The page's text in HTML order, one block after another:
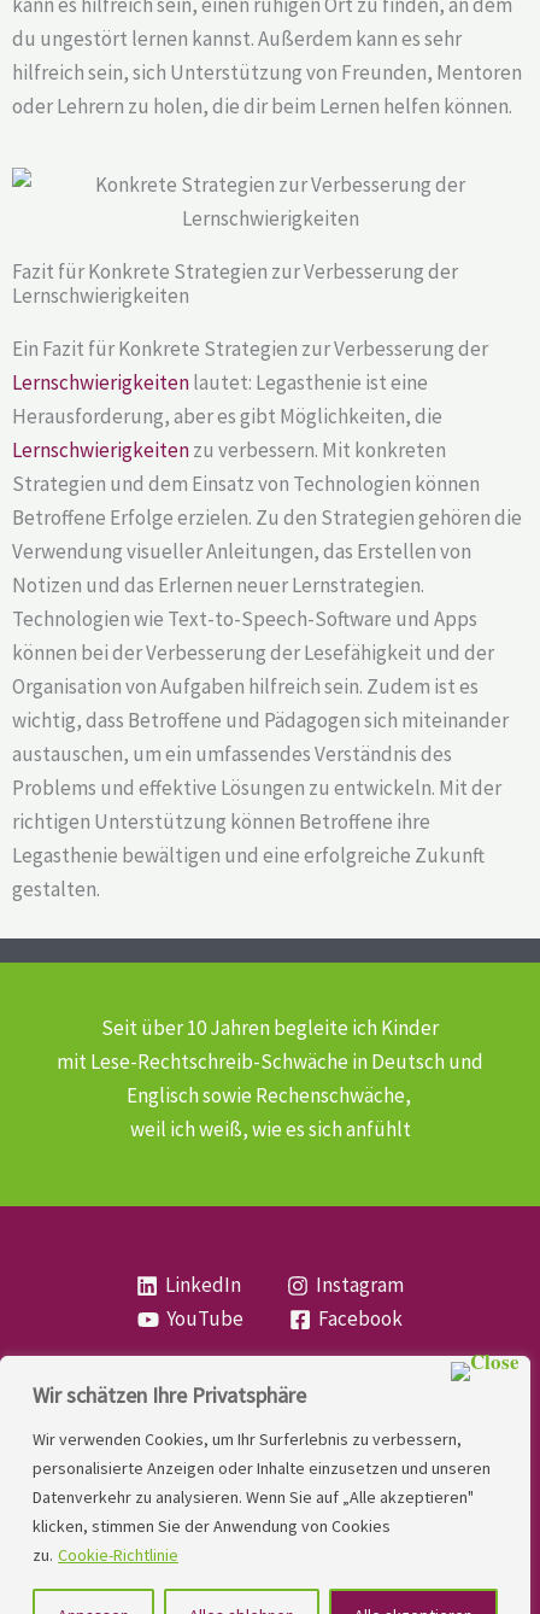
Wir schätzen Ihre Privatsphäre
Wir verwenden Cookies, um Ihr Surferlebnis zu verbessern,
personalisierte Anzeigen oder Inhalte einzusetzen und unseren
Datenverkehr zu analysieren. Wenn Sie auf „Alle akzeptieren"
klicken, stimmen Sie der Anwendung von Cookies
zu. Cookie-Richtlinie
du ungestört lernen kannst. Außerdem kann es sehr
hilfreich sein, sich Unterstützung von Freunden, Mentoren
oder Lehrern zu holen, die dir beim Lernen helfen können.
Fazit für Konkrete Strategien zur Verbesserung der
Lernschwierigkeiten
Ein Fazit für Konkrete Strategien zur Verbesserung der
Lernschwierigkeitenlautet: Legasthenie ist eine
Herausforderung, aber es gibt Möglichkeiten, die
Lernschwierigkeitenzu verbessern. Mit konkreten
Strategien und dem Einsatz von Technologien können
Betroffene Erfolge erzielen. Zu den Strategien gehören die
Verwendung visueller Anleitungen, das Erstellen von
Notizen und das Erlernen neuer Lernstrategien.
Technologien wie Text-to-Speech-Software und Apps
können bei der Verbesserung der Lesefähigkeit und der
Organisation von Aufgaben hilfreich sein. Zudem ist es
wichtig, dass Betroffene und Pädagogen sich miteinander
austauschen, um ein umfassendes Verständnis des
Problems und effektive Lösungen zu entwickeln. Mit der
richtigen Unterstützung können Betroffene ihre
Legasthenie bewältigen und eine erfolgreiche Zukunft
gestalten.
Seit über 10 Jahren begleite ich Kinder
mit Lese-Rechtschreib-Schwächein Deutsch und
Englisch sowie Rechenschwäche,
weil ich weiß, wie es sich anfühlt
LinkedIn
Instagram
YouTube
Facebook
LINDNER. 2026 | Powered by
Kontakt
Datenschutzerklärung